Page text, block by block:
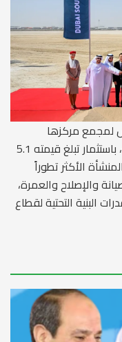
لمجمع مركزها
الهندسي الجديد في منطقة دبي الجنوب، باستثمار تبلغ قيمته 5.1
الأكثر تطوراً
والإصلاح والعمرة،
البنية التحتية لقطاع